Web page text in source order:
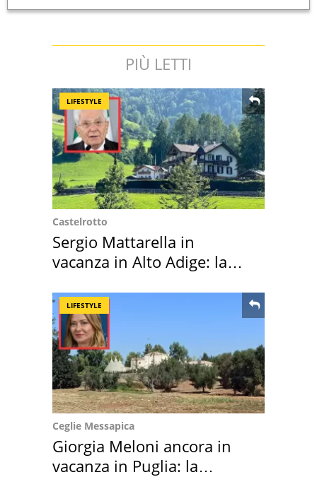
PIÙ LETTI
LIFESTYLE
Castelrotto
Sergio Mattarella in
vacanza in Alto Adige: la
LIFESTYLE
Ceglie Messapica
Giorgia Meloni ancora in
vacanza in Puglia: la